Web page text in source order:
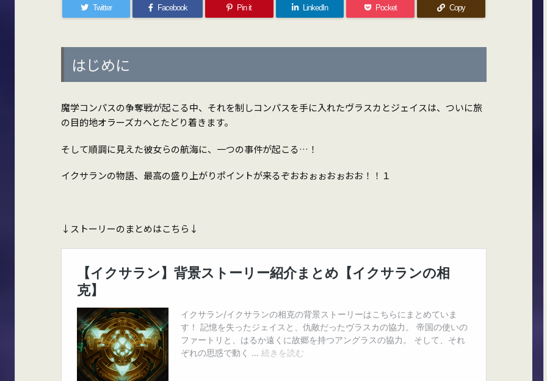
Twitter Facebook Pin it LinkedIn Pocket Copy
はじめに
魔学コンパスの争奪戦が起こる中、それを制しコンパスを手に入れたヴラスカとジェイスは、ついに旅
の目的地オラーズカへとたどり着きます。
そして順調に見えた彼女らの航海に、一つの事件が起こる…！
イクサランの物語、最高の盛り上がりポイントが来るぞおおぉぉおぉおお！！１
↓ストーリーのまとめはこちら↓